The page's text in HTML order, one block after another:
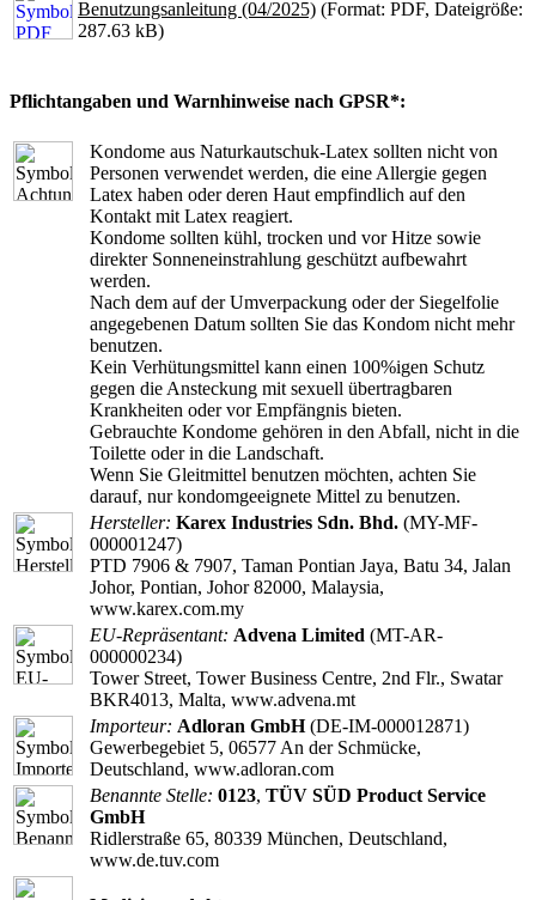
Benutzungsanleitung (04/2025) (Format: PDF, Dateigröße:
287.63 kB)
Pflichtangaben und Warnhinweise nach GPSR*:
Kondome aus Naturkautschuk-Latex sollten nicht von
Personen verwendet werden, die eine Allergie gegen
Latex haben oder deren Haut empfindlich auf den
Kontakt mit Latex reagiert.
Kondome sollten kühl, trocken und vor Hitze sowie
direkter Sonneneinstrahlung geschützt aufbewahrt
werden.
Nach dem auf der Umverpackung oder der Siegelfolie
angegebenen Datum sollten Sie das Kondom nicht mehr
benutzen.
Kein Verhütungsmittel kann einen 100%igen Schutz
gegen die Ansteckung mit sexuell übertragbaren
Krankheiten oder vor Empfängnis bieten.
Gebrauchte Kondome gehören in den Abfall, nicht in die
Toilette oder in die Landschaft.
Wenn Sie Gleitmittel benutzen möchten, achten Sie
darauf, nur kondomgeeignete Mittel zu benutzen.
Hersteller: Karex Industries Sdn. Bhd. (MY-MF-
000001247)
PTD 7906 & 7907, Taman Pontian Jaya, Batu 34, Jalan
Johor, Pontian, Johor 82000, Malaysia,
www.karex.com.my
EU-Repräsentant: Advena Limited (MT-AR-
000000234)
Tower Street, Tower Business Centre, 2nd Flr., Swatar
BKR4013, Malta, www.advena.mt
Importeur: Adloran GmbH(DE-IM-000012871)
Gewerbegebiet 5, 06577 An der Schmücke,
Deutschland, www.adloran.com
Benannte Stelle: 0123, TÜV SÜD Product Service
GmbH
Ridlerstraße 65, 80339 München, Deutschland,
www.de.tuv.com